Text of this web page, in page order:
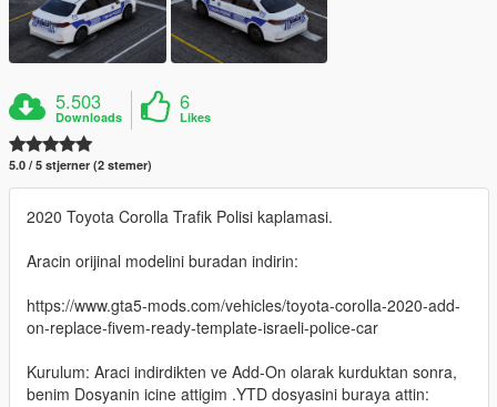
5.503
Downloads
6
Likes
5.0 / 5 stjerner (2 stemer)
2020 Toyota Corolla Trafik Polisi kaplamasi.
Aracin orijinal modelini buradan indirin:
https://www.gta5-mods.com/vehicles/toyota-corolla-2020-add-
on-replace-fivem-ready-template-israeli-police-car
Kurulum: Araci indirdikten ve Add-On olarak kurduktan sonra,
benim Dosyanin icine attigim .YTD dosyasini buraya attin: